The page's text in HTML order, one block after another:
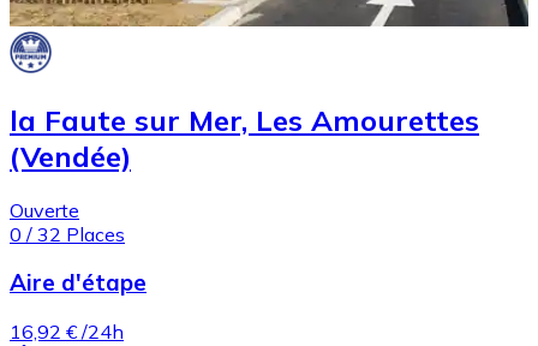
la Faute sur Mer, Les Amourettes
(Vendée)
Ouverte
0 / 32 Places
Aire d'étape
16,92 € /24h